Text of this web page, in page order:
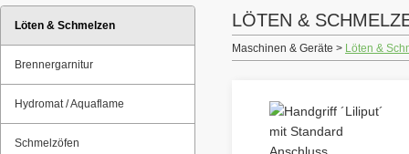
Löten & Schmelzen
Brennergarnitur
Hydromat / Aquaflame
Schmelzöfen
LÖTEN &
Maschinen & Geräte > Löten &